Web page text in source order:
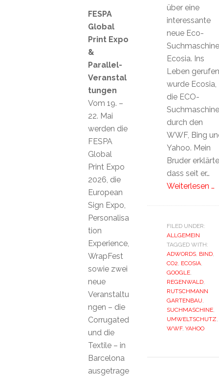
über eine
interessante
neue Eco-
Suchmaschine
Ecosia. Ins
Leben gerufen
wurde Ecosia,
die ECO-
durch den
WWF, Bing
Yahoo. Mein
Bruder
dass seit er…
Weiterlesen …
FILED UNDER:
ALLGEMEIN
TAGGED WITH:
ADWORDS, BIND,
CO2, ECOSIA,
GOOGLE,
REGENWALD,
RUTSCHMANN
GARTENBAU,
SUCHMASCHINE,
UMWELTSCHUTZ,
WWF, YAHOO
FESPA
Global
Print Expo
&
Parallel-
Veranstal
tungen
Vom 19. –
22. Mai
werden die
FESPA
Global
Print Expo
2026, die
European
Sign Expo,
Personalisa
tion
Experience,
WrapFest
sowie zwei
neue
Veranstaltu
ngen – die
Corrugated
und die
Textile – in
Barcelona
ausgetrage